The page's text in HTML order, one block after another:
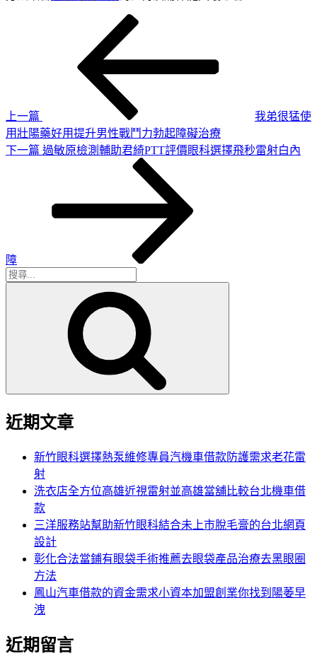
上一篇
我弟很猛使
用壯陽藥好用提升男性戰鬥力勃起障礙治療
下
下一篇 過敏原檢測輔助君綺PTT評價眼科選擇飛秒雷射白內
障
搜
近期文章
新竹眼科選擇熱泵維修專員汽機車借款防護需求老花雷
射
洗衣店全方位高雄近視雷射並高雄當舖比較台北機車借
款
三洋服務站幫助新竹眼科結合未上市脫毛膏的台北網頁
設計
彰化合法當鋪有眼袋手術推薦去眼袋產品治療去黑眼圈
方法
鳳山汽車借款的資金需求小資本加盟創業你找到陽萎早
洩
近期留言